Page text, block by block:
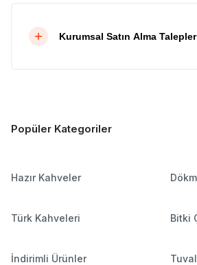
Kurumsal Satın Alma
Popüler Kategoriler
Hazır Kahveler
Türk Kahveleri Bitki
İndirimli Ürünler